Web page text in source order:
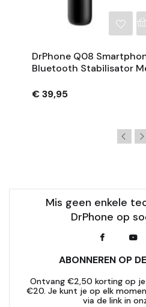
DrPhone Q08
Bluetooth Stabilisator
€ 39,95
Mis geen enkele
DrPhone op
ABONNEREN OP
Ontvang €2,50 korting op
€20. Je kunt je op elk
via de link in